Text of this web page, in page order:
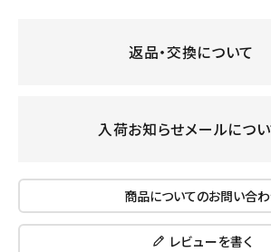
返品・交換について
入荷お知らせメールにつ
商品についてのお問い合
レビューを書く